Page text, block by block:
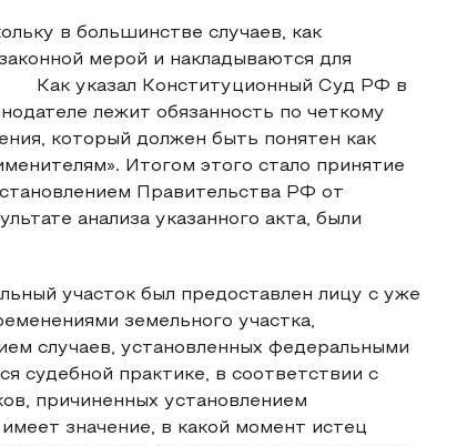
в большинстве случаев, как
мерой и накладываются для
Как указал Конституционный Суд РФ в
лежит обязанность по четкому
который должен быть понятен как
Итогом этого стало принятие
Правительства РФ от
анализа указанного акта, были
участок был предоставлен лицу с уже
земельного участка,
случаев, установленных федеральными
судебной практике, в соответствии с
причиненных установлением
значение, в какой момент истец